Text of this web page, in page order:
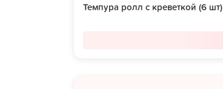
Темпура ролл с креветкой (6 шт)